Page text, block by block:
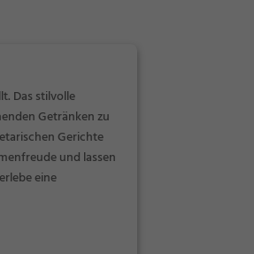
Das stilvolle
Getränken zu
Gerichte
und lassen
eine